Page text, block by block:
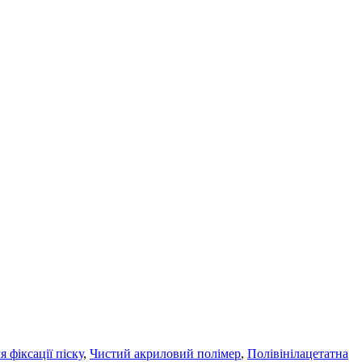
піску, Чистий акриловий полімер, Полівінілацетатна